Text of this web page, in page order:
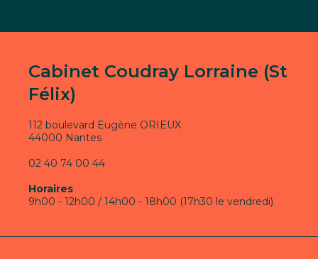
Cabinet Coudray Lorraine (St
Félix)
112 boulevard Eugène ORIEUX
44000 Nantes
02 40 74 00 44
Horaires
9h00 - 12h00 / 14h00 - 18h00 (17h30 le vendredi)